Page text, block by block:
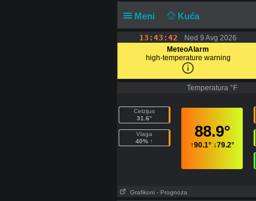
Meni Kuća
13:43:42
Ned 9 Avg 2026
MeteoAlarm
high-temperature warning
Temperatura °F
Celzijus
31.6°
Vlaga
40% ↑
88.9°
↑90.1°↓79.2°
Grafikoni - Prognoza